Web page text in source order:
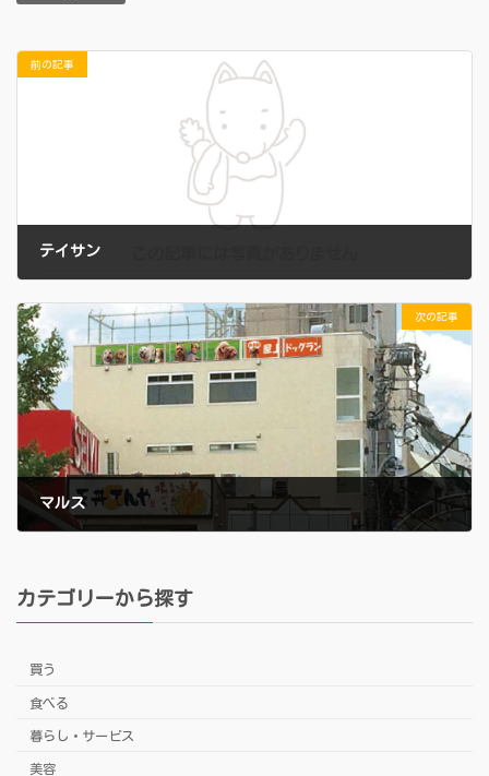
前の記事
テイサン
次の記事
マルス
カテゴリーから探す
買う
食べる
暮らし・サービス
美容